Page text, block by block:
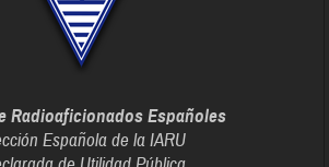
Radioaficionados Españoles
Española de la IARU